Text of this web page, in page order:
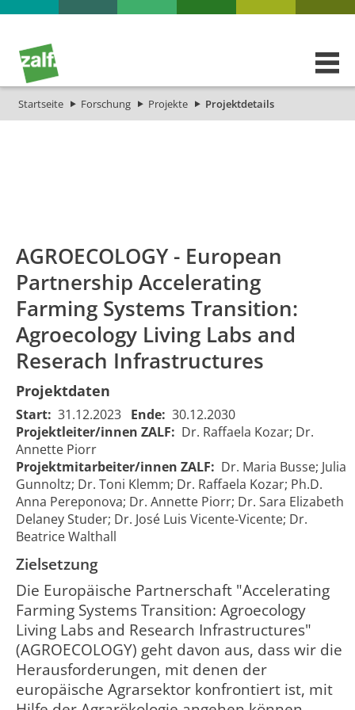
Startseite Forschung Projekte Projektdetails
AGROECOLOGY - European
Partnership Accelerating
Farming Systems Transition:
Agroecology Living Labs and
Reserach Infrastructures
Projektdaten
Start: 31.12.2023 Ende: 30.12.2030
Projektleiter/innen ZALF: Dr. Raffaela Kozar; Dr.
Annette Piorr
Projektmitarbeiter/innen ZALF: Dr. Maria Busse; Julia
Gunnoltz; Dr. Toni Klemm; Dr. Raffaela Kozar; Ph.D.
Anna Pereponova; Dr. Annette Piorr; Dr. Sara Elizabeth
Delaney Studer; Dr. José Luis Vicente-Vicente; Dr.
Beatrice Walthall
Zielsetzung
Die Europäische Partnerschaft "Accelerating
Farming Systems Transition: Agroecology
Living Labs and Research Infrastructures"
(AGROECOLOGY) geht davon aus, dass wir die
Herausforderungen, mit denen der
europäische Agrarsektor konfrontiert ist, mit